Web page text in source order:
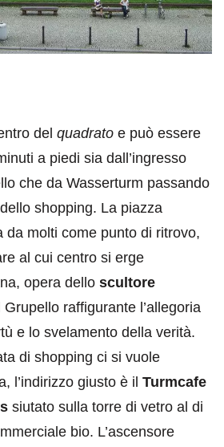
del quadrato e può essere
a piedi sia dall’ingresso
che da Wasserturm passando
shopping. La piazza
da molti come punto di ritrovo,
al cui centro si erge
opera dello scultore
Grupello raffigurante l’allegoria
e lo svelamento della verità.
di shopping ci si vuole
l’indirizzo giusto è il Turmcafe
siutato sulla torre di vetro al di
bio. L’ascensore